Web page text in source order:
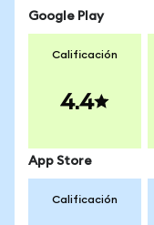
Google Play
Calificación
4.4
App Store
Calificación